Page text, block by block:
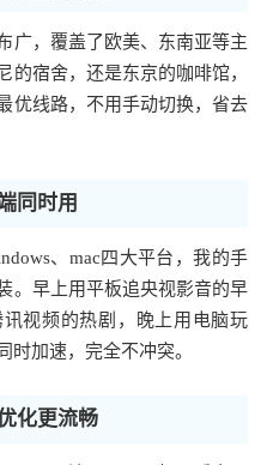
广，覆盖了欧美、东南亚等主
的宿舍，还是东京的咖啡馆，
优线路，不用手动切换，省去
同时用
、mac四大平台，我的手
。早上用平板追央视影音的早
视频的热剧，晚上用电脑玩
时加速，完全不冲突。
化更流畅